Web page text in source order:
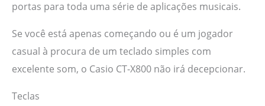
portas para toda uma série de aplicações musicais.
Se você está apenas começando ou é um jogador
casual à procura de um teclado simples com
excelente som, o Casio CT-X800 não irá decepcionar.
Teclas